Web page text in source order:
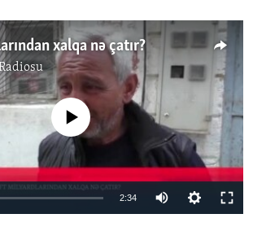
xalqa nə çatır?
source currently available
2:34